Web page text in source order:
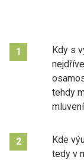
1
Kdy s
tehdy
2
Kde
tedy v